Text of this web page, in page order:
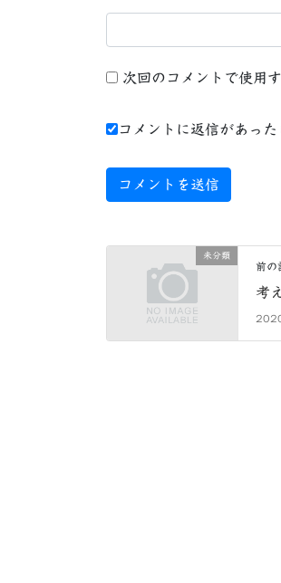
次回のコメントで使用
コメントに返信があった
未分類
前の
考